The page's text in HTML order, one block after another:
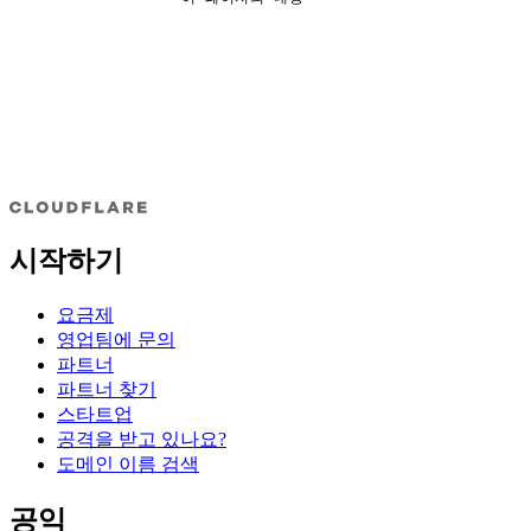
시작하기
요금제
영업팀에 문의
파트너
파트너 찾기
스타트업
공격을 받고 있나요?
도메인 이름 검색
공익